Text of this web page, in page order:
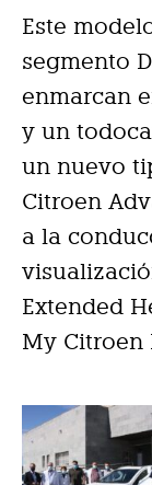
Este
segmento
enmarcan
y un
un nuevo
Citroen
a la
Extended
My Citroen